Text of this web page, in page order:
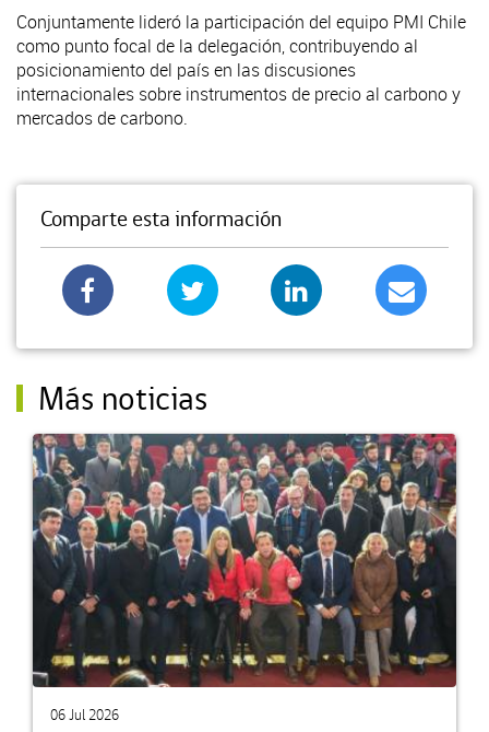
Conjuntamente lideró la participación del equipo PMI Chile
como punto focal de la delegación, contribuyendo al
posicionamiento del país en las discusiones
internacionales sobre instrumentos de precio al carbono y
mercados de carbono.
Comparte esta información
Más noticias
06 Jul 2026